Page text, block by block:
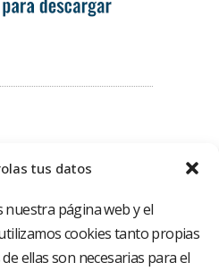
tus datos
nuestra página web y el
cookies tanto propias
ellas son necesarias para el